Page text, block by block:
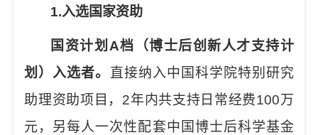
1.入选国家资助
国资计划 A档（博士后创新人才支持计
划）入选者。 直接纳入中国科学院特别研究
助理资助项目， 2年内共支持日常经费100万
元，另每人一次性配套中国博士后科学基金